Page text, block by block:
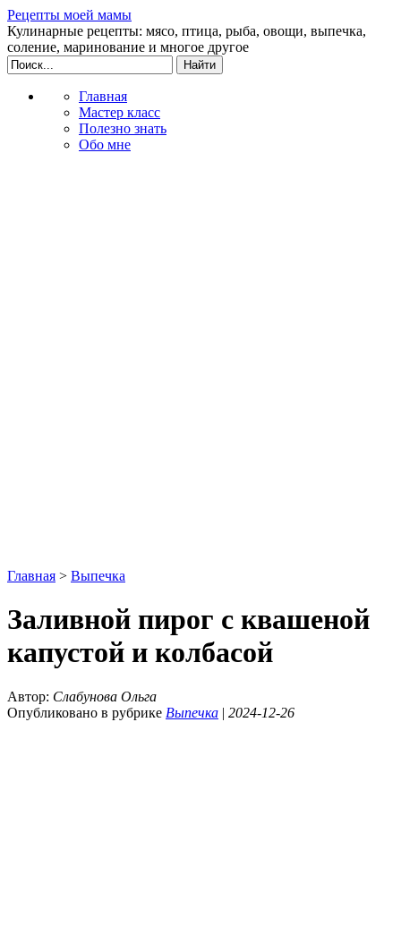
Рецепты моей мамы
Кулинарные рецепты: мясо, птица, рыба, овощи, выпечка,
соление, маринование и многое другое
Главная
Мастер класс
Полезно знать
Обо мне
Главная > Выпечка
Заливной пирог с квашеной
капустой и колбасой
Автор: Слабунова Ольга
Опубликовано в рубрике Выпечка | 2024-12-26